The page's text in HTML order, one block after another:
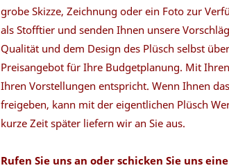
grobe Skizze, Zeichnung oder ein Foto zur
als Stofftier und senden Ihnen unsere
Qualität und dem Design des Plüsch selbst
Preisangebot für Ihre Budgetplanung. Mit
Ihren Vorstellungen entspricht. Wenn Ihnen
freigeben, kann mit der eigentlichen Plüsch
kurze Zeit später liefern wir an Sie aus.
Rufen Sie uns an oder schicken Sie uns